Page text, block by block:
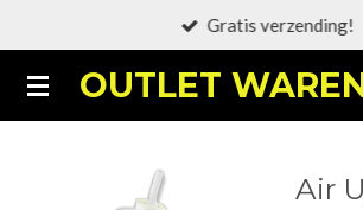
naar
de
OUTLET
Gratis verzending!
Air